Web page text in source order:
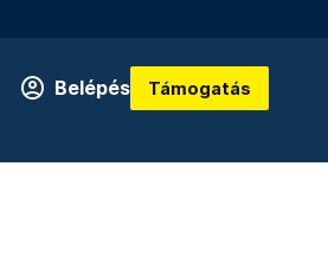
Belépés Támogatás